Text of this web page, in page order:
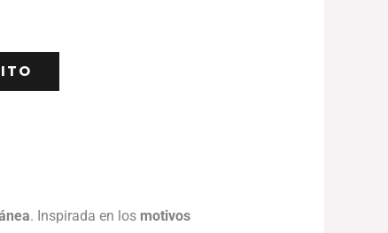
. Inspirada en los motivos